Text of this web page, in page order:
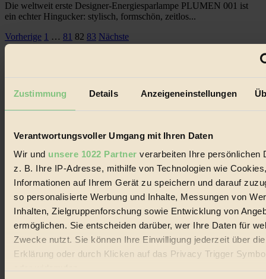
Zustimmung Details Anzeigeneinstellungen
Verantwortungsvoller Umgang mit Ihren Daten
Wir und unsere 1022 Partner verarbeiten Ihre persönlichen
z. B. Ihre IP-Adresse, mithilfe von Technologien wie
Informationen auf Ihrem Gerät zu speichern und darauf
so personalisierte Werbung und Inhalte, Messungen von
Inhalten, Zielgruppenforschung sowie Entwicklung von
ermöglichen. Sie entscheiden darüber, wer Ihre Daten für
Zwecke nutzt. Sie können Ihre Einwilligung jederzeit über
Erklärung oder durch Klicken auf das Privacy Trigger
Die weltweit erste Designer-Energiesparlampe PLUMEN 001 ist
ein echter Hingucker: stylisch, formschön, zeitlos...
Seitennummerierung
Vorherige 1 … 81 82 83 Nächste